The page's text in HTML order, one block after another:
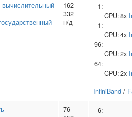
162
332
н/д
1:
CPU:8x
1:
CPU:4x
96:
CPU:2x
64:
CPU:2x
InfiniBand /
76
6: